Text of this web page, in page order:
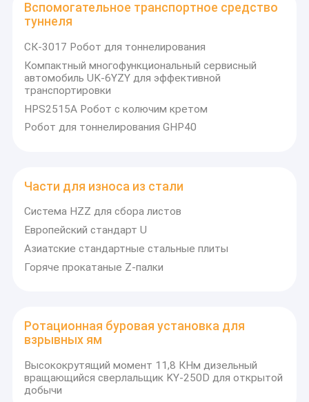
Гусеничный тоннельный погрузчик
Машины для заголовков дорог
Вспомогательное транспортное средство туннеля
Части для износа из стали
Вспомогательное транспортное средство
туннеля
СК-3017 Робот для тоннелирования
Компактный многофункциональный сервисный
автомобиль UK-6YZY для эффективной
транспортировки
HPS2515A Робот с колючим кретом
Робот для тоннелирования GHP40
Части для износа из стали
Система HZZ для сбора листов
Европейский стандарт U
Азиатские стандартные стальные плиты
Горяче прокатаные Z-палки
Ротационная буровая установка для
взрывных ям
Высококрутящий момент 11,8 КНм дизельный
вращающийся сверлальщик KY-250D для открытой
добычи